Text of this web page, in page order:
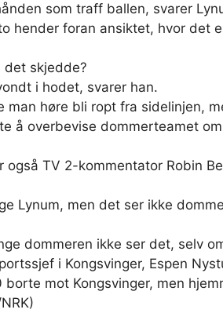
som traff ballen, svarer
hender foran ansiktet, hvor det
det skjedde?
i hodet, svarer han.
man høre bli ropt fra sidelinjen,
å overbevise dommerteamet
også TV 2-kommentator Robin
Lynum, men det ser ikke
dommeren ikke ser det, selv
i Kongsvinger, Espen
mot Kongsvinger, men